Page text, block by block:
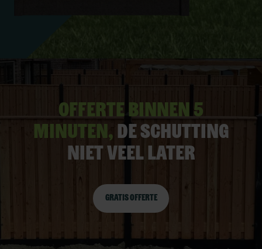
Offerte binnen 5
minuten, De schutting
niet veel later
Gratis offerte